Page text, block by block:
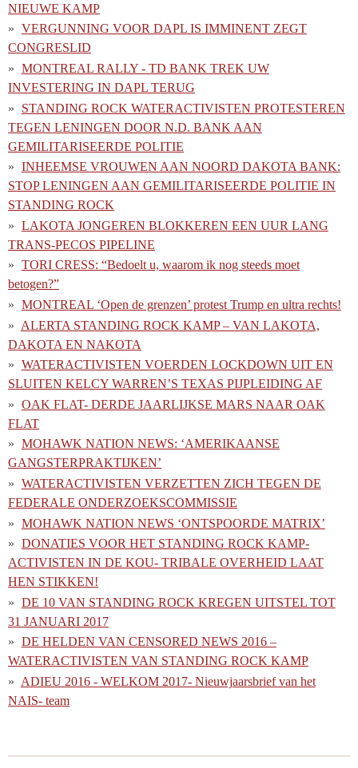
NIEUWE KAMP
VERGUNNING VOOR DAPL IS IMMINENT ZEGT
CONGRESLID
MONTREAL RALLY - TD BANK TREK UW
INVESTERING IN DAPL TERUG
STANDING ROCK WATERACTIVISTEN PROTESTEREN
TEGEN LENINGEN DOOR N.D. BANK AAN
GEMILITARISEERDE POLITIE
INHEEMSE VROUWEN AAN NOORD DAKOTA BANK:
STOP LENINGEN AAN GEMILITARISEERDE POLITIE IN
STANDING ROCK
LAKOTA JONGEREN BLOKKEREN EEN UUR LANG
TRANS-PECOS PIPELINE
TORI CRESS: “Bedoelt u, waarom ik nog steeds moet
betogen?”
MONTREAL ‘Open de grenzen’ protest Trump en ultra rechts!
ALERTA STANDING ROCK KAMP – VAN LAKOTA,
DAKOTA EN NAKOTA
WATERACTIVISTEN VOERDEN LOCKDOWN UIT EN
SLUITEN KELCY WARREN’S TEXAS PIJPLEIDING AF
OAK FLAT- DERDE JAARLIJKSE MARS NAAR OAK
FLAT
MOHAWK NATION NEWS: ‘AMERIKAANSE
GANGSTERPRAKTIJKEN’
WATERACTIVISTEN VERZETTEN ZICH TEGEN DE
FEDERALE ONDERZOEKSCOMMISSIE
MOHAWK NATION NEWS ‘ONTSPOORDE MATRIX’
DONATIES VOOR HET STANDING ROCK KAMP-
ACTIVISTEN IN DE KOU- TRIBALE OVERHEID LAAT
HEN STIKKEN!
DE 10 VAN STANDING ROCK KREGEN UITSTEL TOT
31 JANUARI 2017
DE HELDEN VAN CENSORED NEWS 2016 –
WATERACTIVISTEN VAN STANDING ROCK KAMP
ADIEU 2016 - WELKOM 2017- Nieuwjaarsbrief van het
NAIS- team